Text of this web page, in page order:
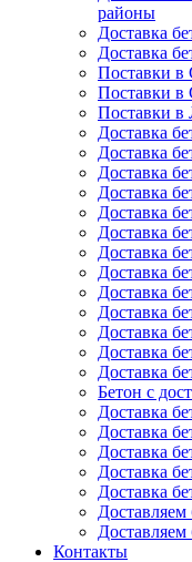
районы
Доставка
Доставка
Поставки в
Поставки
Поставки
Доставка
Доставка
Доставка
Доставка
Доставка
Доставка
Доставка
Доставка
Доставка
Доставка
Доставка
Доставка
Доставка
Бетон с
Доставка
Доставка
Доставка
Доставка
Доставка
Доставляем
Контакты